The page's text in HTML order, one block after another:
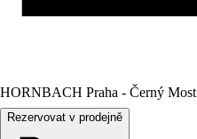
HORNBACH Praha - Černý Most
Rezervovat v prodejně